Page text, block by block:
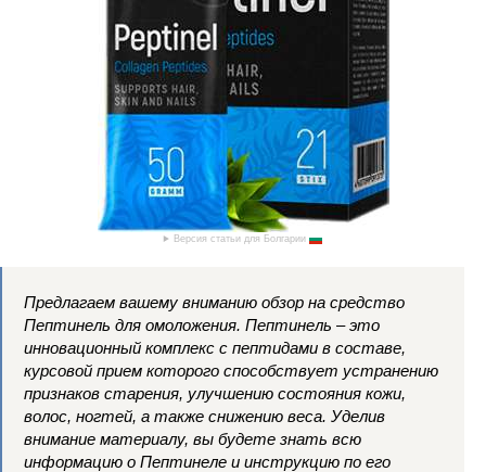
Версия статьи для Болгарии
Предлагаем вашему вниманию обзор на средство
Пептинель для омоложения. Пептинель – это
инновационный комплекс с пептидами в составе,
курсовой прием которого способствует устранению
признаков старения, улучшению состояния кожи,
волос, ногтей, а также снижению веса. Уделив
внимание материалу, вы будете знать всю
информацию о Пептинеле и инструкцию по его